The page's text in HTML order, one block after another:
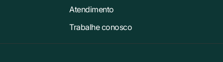
Atendimento
Trabalhe conosco